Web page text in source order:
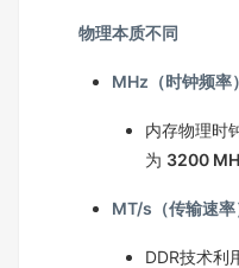
物理本质不同
MHz（时钟频率）
内存物理时
为 3200
MT/s（传输速率
DDR技术利